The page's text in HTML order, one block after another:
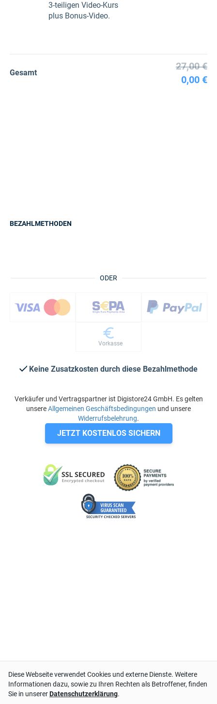
3-teiligen Video-Kurs
plus Bonus-Video.
Gesamt
27,00 €
0,00 €
ODER
BEZAHLMETHODEN
Vorkasse
Keine Zusatzkosten durch diese Bezahlmethode
Verkäufer und Vertragspartner ist Digistore24 GmbH. Es gelten
unsereAllgemeinen Geschäftsbedingungen und unsere
Widerrufsbelehrung.
JETZT KOSTENLOS SICHERN